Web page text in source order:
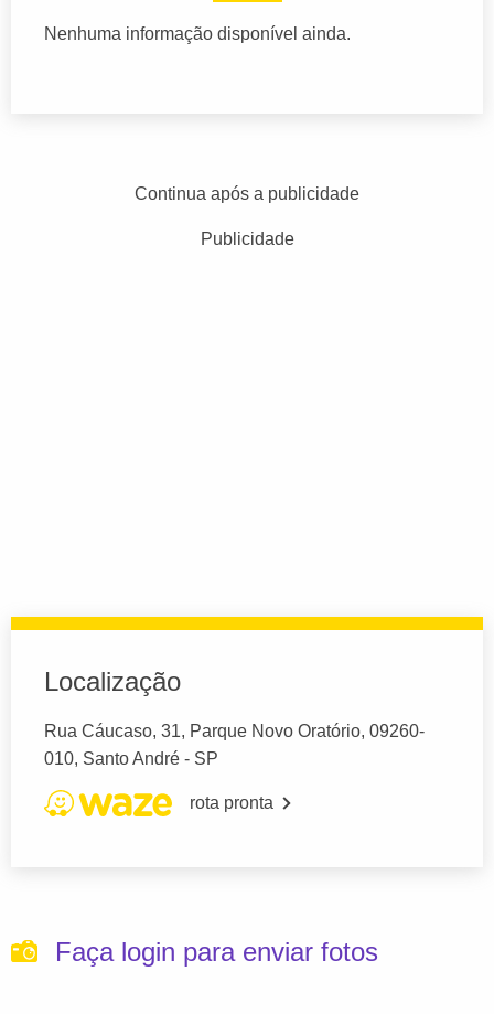
Nenhuma informação disponível ainda.
Continua após a publicidade
Publicidade
Localização
Rua Cáucaso, 31, Parque Novo Oratório, 09260-
010, Santo André - SP
rota pronta
Faça login para enviar fotos